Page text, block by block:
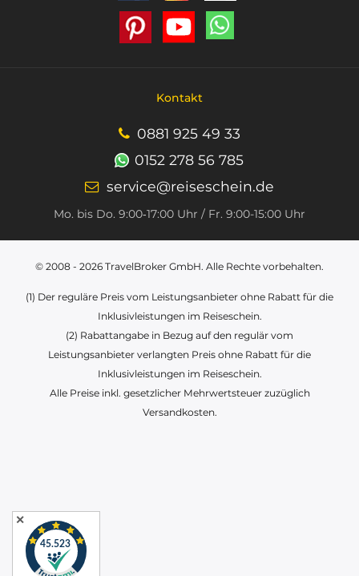
Kontakt
0881 925 49 33
0152 278 56 785
service@reiseschein.de
Mo. bis Do. 9:00‑17:00 Uhr / Fr. 9:00-15:00 Uhr
© 2008 - 2026 TravelBroker GmbH. Alle Rechte vorbehalten.
(1) Der reguläre Preis vom Leistungsanbieter ohne Rabatt für die
Inklusivleistungen im Reiseschein.
(2) Rabattangabe in Bezug auf den regulär vom
Leistungsanbieter verlangten Preis ohne Rabatt für die
Inklusivleistungen im Reiseschein.
Alle Preise inkl. gesetzlicher Mehrwertsteuer zuzüglich
Versandkosten.
✕